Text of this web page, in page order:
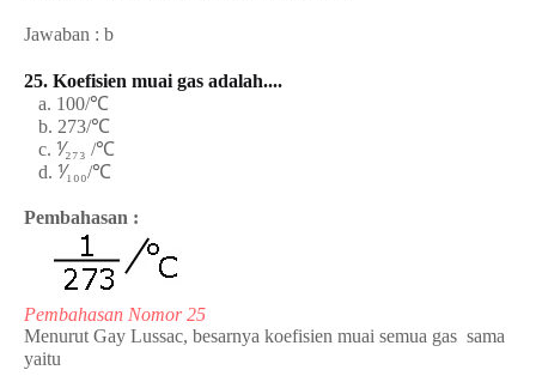
Jawaban : b
25. Koefisien muai gas adalah....
a. 100/℃
b. 273/℃
c. ⅟₂₇₃ /℃
d. ⅟₁₀₀/℃
Pembahasan :
Pembahasan Nomor 25
Menurut Gay Lussac, besarnya koefisien muai semua gas sama
yaitu